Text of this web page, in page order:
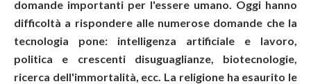
domande importanti per l'essere umano. Oggi hanno
difficoltà a rispondere alle numerose domande che la
tecnologia pone: intelligenza artificiale e lavoro,
politica e crescenti disuguaglianze, biotecnologie,
ricerca dell'immortalità, ecc. La religione ha esaurito le